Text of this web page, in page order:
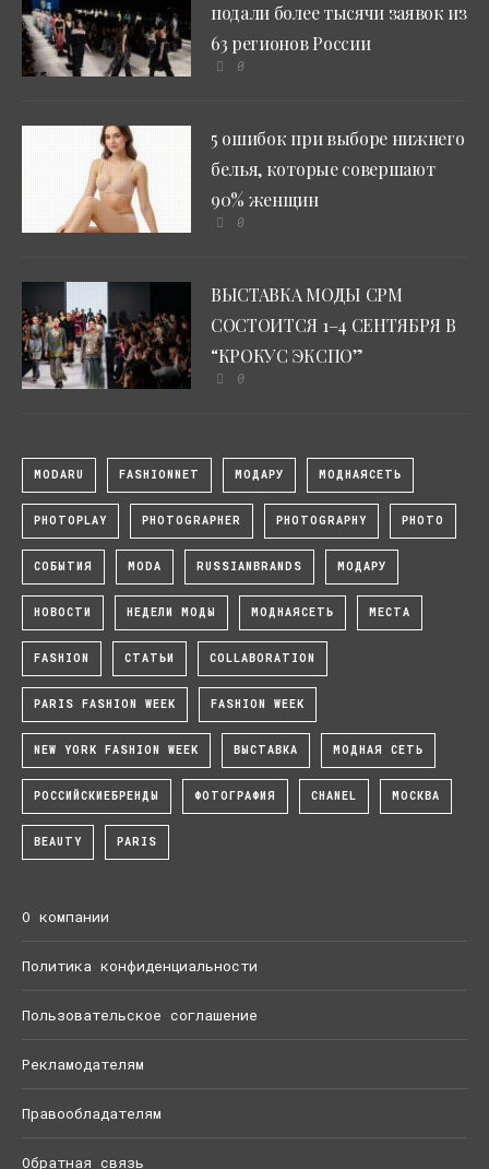
подали более тысячи заявок из
63 регионов России
0
5 ошибок при выборе нижнего
белья, которые совершают
90% женщин
0
ВЫСТАВКА МОДЫ CPM
СОСТОИТСЯ 1–4 СЕНТЯБРЯ В
“КРОКУС ЭКСПО”
0
MODARU FASHIONNET МОДАРУ МОДНАЯСЕТЬ
PHOTOPLAY PHOTOGRAPHER PHOTOGRAPHY PHOTO
СОБЫТИЯ MODA RUSSIANBRANDS МОДАРУ
НОВОСТИ НЕДЕЛИ МОДЫ МОДНАЯСЕТЬ МЕСТА
FASHION СТАТЬИ COLLABORATION
PARIS FASHION WEEK FASHION WEEK
NEW YORK FASHION WEEK ВЫСТАВКА МОДНАЯ СЕТЬ
РОССИЙСКИЕБРЕНДЫ ФОТОГРАФИЯ CHANEL МОСКВА
BEAUTY PARIS
О компании
Политика конфиденциальности
Пользовательское соглашение
Рекламодателям
Правообладателям
Обратная связь